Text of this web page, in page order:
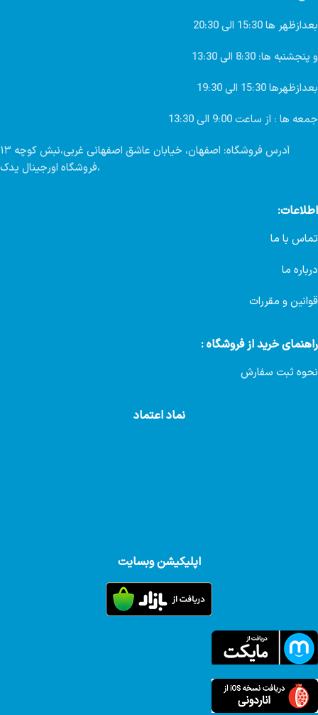
بعدازظهر ها 15:30 الی 20:30
و پنجشنبه ها: 8:30 الی 13:30
بعدازظهرها 15:30 الی 19:30
جمعه ها : از ساعت 9:00 الی 13:30
آدرس فروشگاه: اصفهان، خیابان عاشق اصفهانی غربی،نبش کوچه ۱۳
،فروشگاه اورجینال یدک
اطلاعات:
تماس با ما
درباره ما
قوانین و مقررات
راهنمای خرید از فروشگاه :
نحوه ثبت سفارش
نماد اعتماد
اپلیکیشن وبسایت